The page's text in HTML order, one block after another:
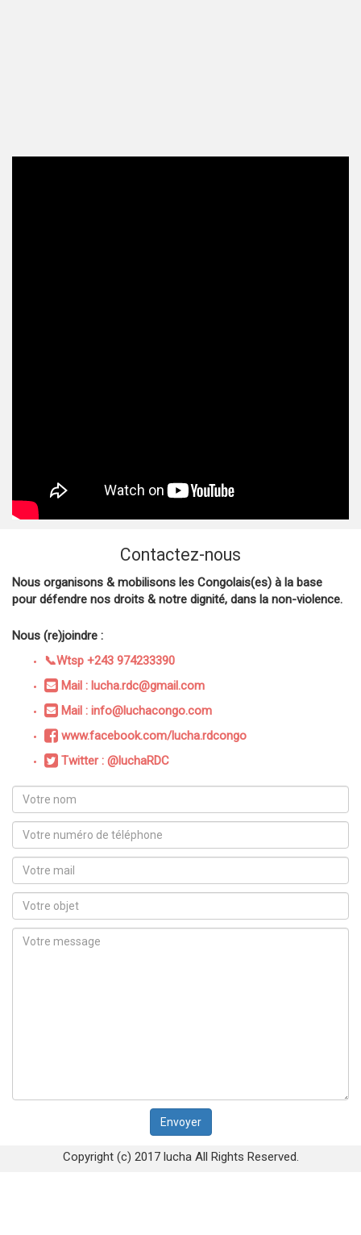
Contactez-nous
Nous organisons & mobilisons les Congolais(es) à la base
pour défendre nos droits & notre dignité, dans la non-violence.
Nous (re)joindre :
📞Wtsp +243 974233390
Mail : lucha.rdc@gmail.com
Mail : info@luchacongo.com
www.facebook.com/lucha.rdcongo
Twitter : @luchaRDC
Copyright (c) 2017 lucha All Rights Reserved.